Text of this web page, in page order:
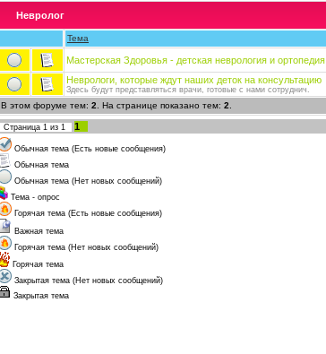
Невролог
Тема
Мастерская Здоровья - детская неврология и ортопедия
Неврологи, которые ждут наших деток на консультацию
Здесь будут представляться врачи, готовые с нами сотруднич.
В этом форуме тем: 2 . На странице показано тем: 2
Страница 1 из 1 1
Обычная тема (Есть новые сообщения)
Обычная тема
Обычная тема (Нет новых сообщений)
Тема - опрос
Горячая тема (Есть новые сообщения)
Важная тема
Горячая тема (Нет новых сообщений)
Горячая тема
Закрытая тема (Нет новых сообщений)
Закрытая тема